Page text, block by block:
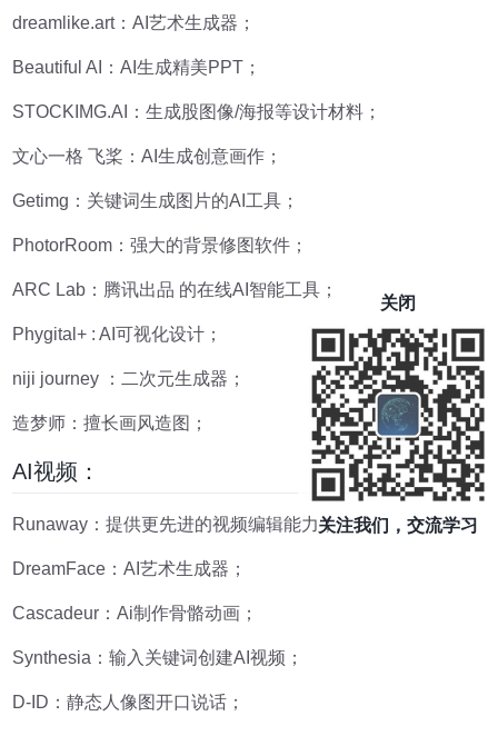
dreamlike.art：AI艺术生成器；
Beautiful AI：AI生成精美PPT；
STOCKIMG.AI：生成股图像/海报等设计材料；
文心一格 飞桨：AI生成创意画作；
Getimg：关键词生成图片的AI工具；
PhotorRoom：强大的背景修图软件；
ARC Lab：腾讯出品 的在线AI智能工具；
Phygital+ : AI可视化设计；
niji journey ：二次元生成器；
造梦师：擅长画风造图；
AI视频：
Runaway：提供更先进的视频编辑能力；
DreamFace：AI艺术生成器；
Cascadeur：Ai制作骨骼动画；
Synthesia：输入关键词创建AI视频；
D-ID：静态人像图开口说话；
关闭
关注我们，交流学习